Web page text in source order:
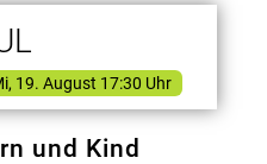
19. August 17:30 Uhr
und Kind